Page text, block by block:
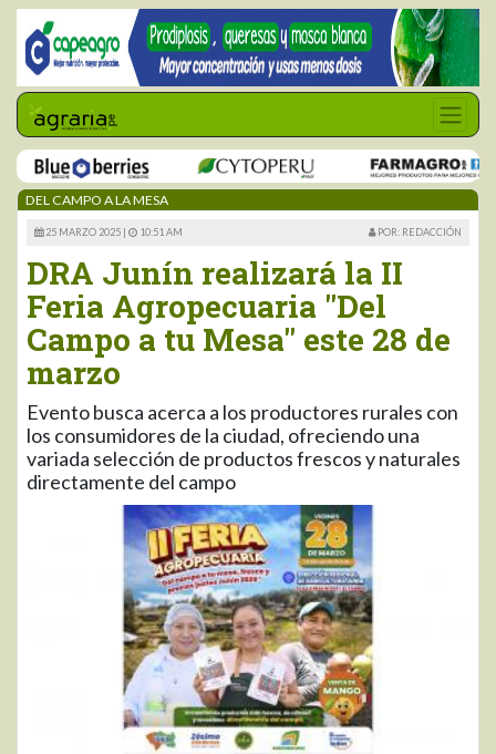
DEL CAMPO A LA MESA
25 MARZO 2025 | 10:51 AM POR: REDACCIÓN
DRA Junín realizará la II
Feria Agropecuaria "Del
Campo a tu Mesa" este 28 de
marzo
Evento busca acerca a los productores rurales con
los consumidores de la ciudad, ofreciendo una
variada selección de productos frescos y naturales
directamente del campo